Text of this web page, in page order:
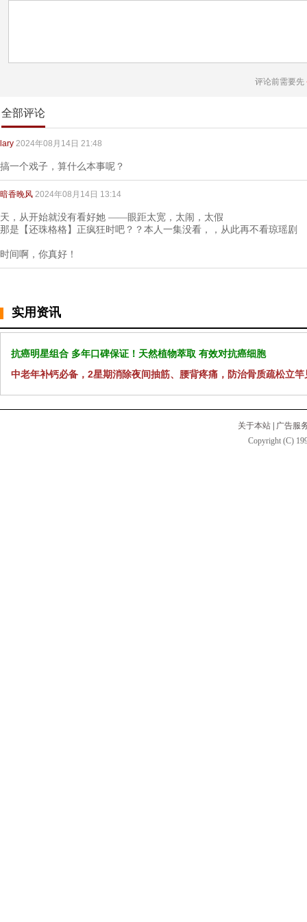
评论前需要先
全部评论
lary 2024年08月14日 21:48
搞一个戏子，算什么本事呢？
暗香晚风 2024年08月14日 13:14
天，从开始就没有看好她 ——眼距太宽，太闹，太假
那是【还珠格格】正疯狂时吧？？本人一集没看，，从此再不看琼瑶剧
时间啊，你真好！
实用资讯
抗癌明星组合 多年口碑保证！天然植物萃取 有效对抗癌细胞
中老年补钙必备，2星期消除夜间抽筋、腰背疼痛，防治骨质疏松立竿
关于本站
广告服
Copyright (C)